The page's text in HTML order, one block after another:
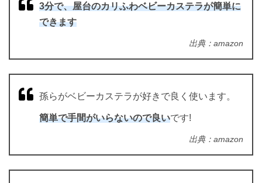
3分で、屋台のカリふわベビーカステラが簡単に
できます
出典：amazon
孫らがベビーカステラが好きで良く使います。
簡単で手間がいらないので良いです!
出典：amazon